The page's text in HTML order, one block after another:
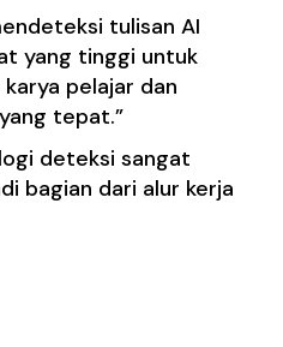
tulisan AI
yang tinggi untuk
pelajar dan
tepat.”
deteksi sangat
bagian dari alur kerja